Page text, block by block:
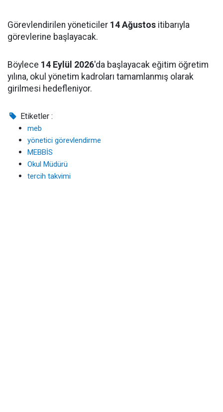
Görevlendirilen yöneticiler 14 Ağustos itibarıyla
görevlerine başlayacak.
Böylece 14 Eylül 2026'da başlayacak eğitim öğretim
yılına, okul yönetim kadroları tamamlanmış olarak
girilmesi hedefleniyor.
Etiketler :
meb
yönetici görevlendirme
MEBBİS
Okul Müdürü
tercih takvimi